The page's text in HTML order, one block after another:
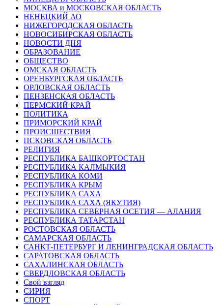
МОСКВА и МОСКОВСКАЯ ОБЛАСТЬ
НЕНЕЦКИЙ АО
НИЖЕГОРОДСКАЯ ОБЛАСТЬ
НОВОСИБИРСКАЯ ОБЛАСТЬ
НОВОСТИ ДНЯ
ОБРАЗОВАНИЕ
ОБЩЕСТВО
ОМСКАЯ ОБЛАСТЬ
ОРЕНБУРГСКАЯ ОБЛАСТЬ
ОРЛОВСКАЯ ОБЛАСТЬ
ПЕНЗЕНСКАЯ ОБЛАСТЬ
ПЕРМСКИЙ КРАЙ
ПОЛИТИКА
ПРИМОРСКИЙ КРАЙ
ПРОИСШЕСТВИЯ
ПСКОВСКАЯ ОБЛАСТЬ
РЕЛИГИЯ
РЕСПУБЛИКА БАШКОРТОСТАН
РЕСПУБЛИКА КАЛМЫКИЯ
РЕСПУБЛИКА КОМИ
РЕСПУБЛИКА КРЫМ
РЕСПУБЛИКА САХА
РЕСПУБЛИКА САХА (ЯКУТИЯ)
РЕСПУБЛИКА СЕВЕРНАЯ ОСЕТИЯ — АЛАНИЯ
РЕСПУБЛИКА ТАТАРСТАН
РОСТОВСКАЯ ОБЛАСТЬ
САМАРСКАЯ ОБЛАСТЬ
САНКТ-ПЕТЕРБУРГ И ЛЕНИНГРАДСКАЯ ОБЛАСТЬ
САРАТОВСКАЯ ОБЛАСТЬ
САХАЛИНСКАЯ ОБЛАСТЬ
СВЕРДЛОВСКАЯ ОБЛАСТЬ
Свой взгляд
СИРИЯ
СПОРТ